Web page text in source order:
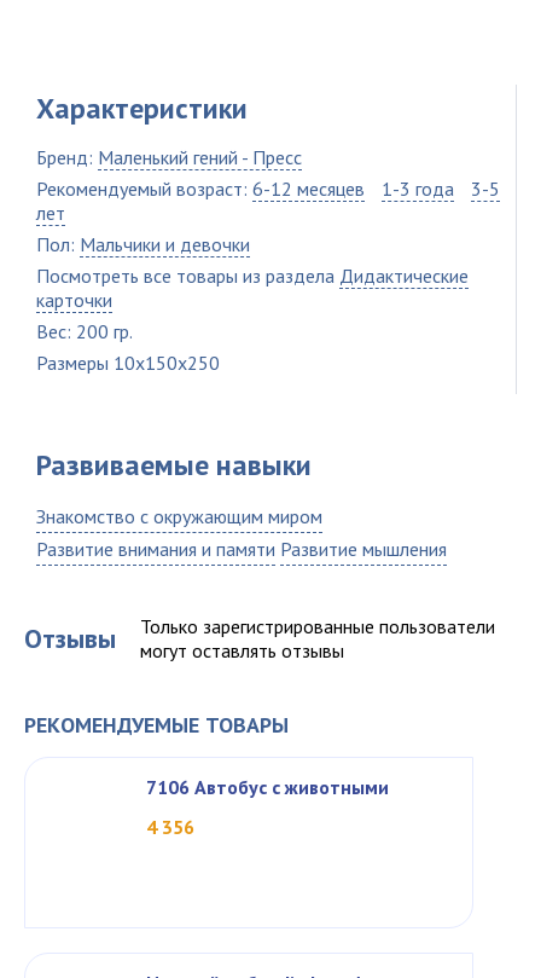
Характеристики
Бренд: Маленький гений - Пресс
Рекомендуемый возраст: 6-12 месяцев 1-3 года
3-5
лет
Пол: Мальчики и девочки
Посмотреть все товары из раздела Дидактические
карточки
Вес: 200 гр.
Размеры 10x150x250
Развиваемые навыки
Знакомство с окружающим миром
Развитие внимания и памяти Развитие мышления
Отзывы
Только зарегистрированные пользователи
могут оставлять отзывы
РЕКОМЕНДУЕМЫЕ ТОВАРЫ
7106 Автобус с животными
4 356